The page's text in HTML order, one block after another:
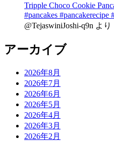
Tripple Choco Cookie
#pancakes #pancakerecipe
@TejaswiniJoshi-q9n より
アーカイブ
2026年8月
2026年7月
2026年6月
2026年5月
2026年4月
2026年3月
2026年2月